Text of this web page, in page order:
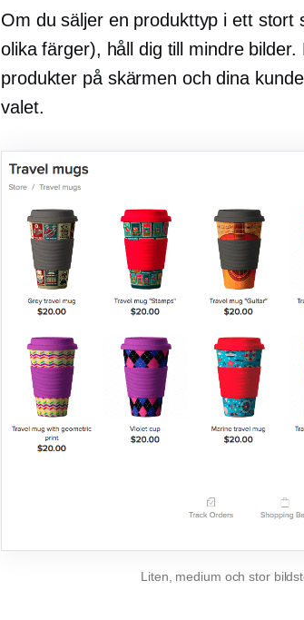
Om du säljer en produkttyp i ett stort
olika färger), håll dig till mindre
produkter på skärmen och dina
valet.
Liten, medium och stor